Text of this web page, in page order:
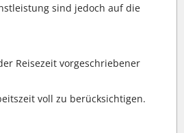
sind jedoch auf die
Reisezeit vorgeschriebener
voll zu berücksichtigen.